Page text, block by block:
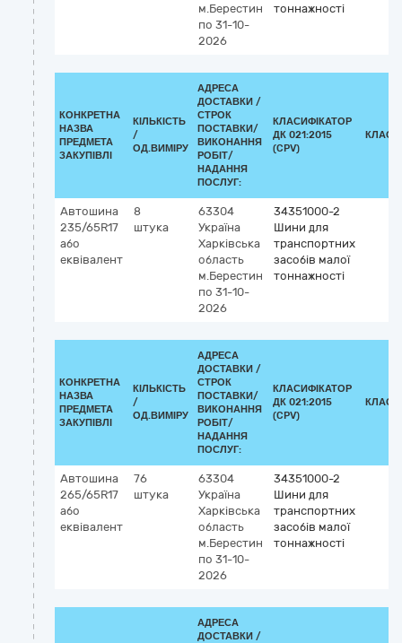
м.Берестин
по 31-10-
2026
тоннажності
КОНКРЕТНА
НАЗВА
ПРЕДМЕТА
ЗАКУПІВЛІ
КІЛЬКІСТЬ
/
ОД.ВИМІРУ
АДРЕСА
ДОСТАВКИ /
СТРОК
ПОСТАВКИ/
ВИКОНАННЯ
РОБІТ/
НАДАННЯ
ПОСЛУГ:
КЛАСИФІКАТОР
ДК 021:2015
(CPV)
Автошина
235/65R17
або
еквівалент
8
штука
63304
Україна
Харківська
область
м.Берестин
по 31-10-
2026
34351000-2
Шини для
транспортних
засобів малої
тоннажності
КОНКРЕТНА
НАЗВА
ПРЕДМЕТА
ЗАКУПІВЛІ
КІЛЬКІСТЬ
/
ОД.ВИМІРУ
АДРЕСА
ДОСТАВКИ /
СТРОК
ПОСТАВКИ/
ВИКОНАННЯ
РОБІТ/
НАДАННЯ
ПОСЛУГ:
КЛАСИФІКАТОР
ДК 021:2015
(CPV)
Автошина
265/65R17
або
еквівалент
76
штука
63304
Україна
Харківська
область
м.Берестин
по 31-10-
2026
34351000-2
Шини для
транспортних
засобів малої
тоннажності
АДРЕСА
ДОСТАВКИ /